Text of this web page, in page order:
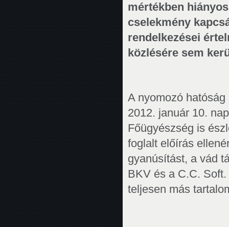
mértékben
cselekmény
rendelkezései
közlésére sem
A nyomozó
2012. január 10.
Főügyészség is
foglalt előírás
gyanúsítást, a vád
BKV és a C.C.
teljesen más